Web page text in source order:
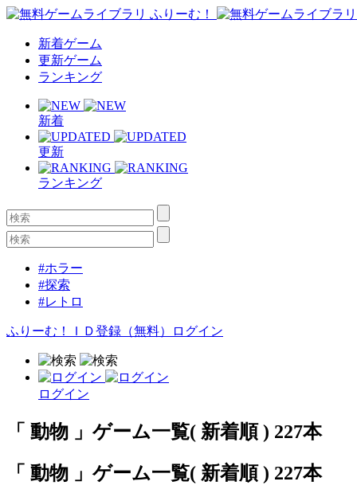
新着ゲーム
更新ゲーム
ランキング
新着
更新
ランキング
#ホラー
#探索
#レトロ
ふりーむ！ＩＤ登録（無料） ログイン
ログイン
「 動物 」ゲーム一覧( 新着順 ) 227本
「 動物 」ゲーム一覧( 新着順 ) 227本